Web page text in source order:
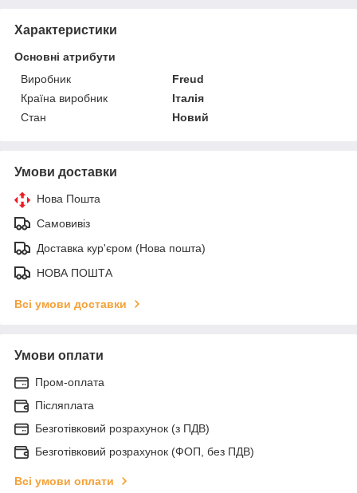
Характеристики
Основні атрибути
Виробник
Freud
Країна виробник
Італія
Стан
Новий
Умови доставки
Нова Пошта
Самовивіз
Доставка кур'єром (Нова пошта)
НОВА ПОШТА
Всі умови доставки
Умови оплати
Пром-оплата
Післяплата
Безготівковий розрахунок (з ПДВ)
Безготівковий розрахунок (ФОП, без ПДВ)
Всі умови оплати